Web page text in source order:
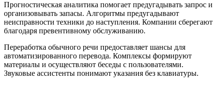
Прогностическая аналитика помогает предугадывать запрос и
организовывать запасы. Алгоритмы предугадывают
неисправности техники до наступления. Компании сберегают
благодаря превентивному обслуживанию.
Переработка обычного речи предоставляет шансы для
автоматизированного перевода. Комплексы формируют
материалы и осуществляют беседы с пользователями.
Звуковые ассистенты понимают указания без клавиатуры.